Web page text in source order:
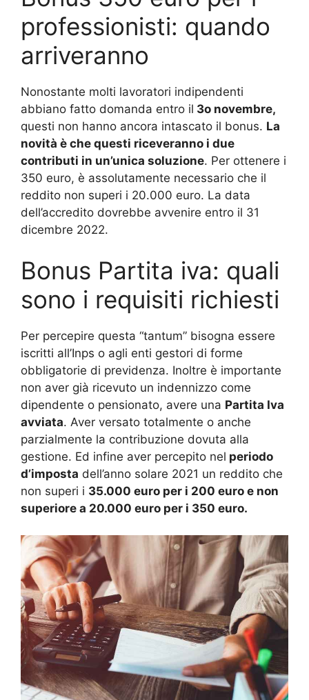
professionisti: quando
arriveranno
Nonostante molti lavoratori indipendenti
abbiano fatto domanda entro il 3o novembre,
questi non hanno ancora intascato il bonus. La
novità è che questi riceveranno i due
contributi in un’unica soluzione. Per ottenere i
350 euro, è assolutamente necessario che il
reddito non superi i 20.000 euro. La data
dell’accredito dovrebbe avvenire entro il 31
dicembre 2022.
Bonus Partita iva: quali
sono i requisiti richiesti
Per percepire questa “tantum” bisogna essere
iscritti all’Inps o agli enti gestori di forme
obbligatorie di previdenza. Inoltre è importante
non aver già ricevuto un indennizzo come
dipendente o pensionato, avere una Partita Iva
avviata. Aver versato totalmente o anche
parzialmente la contribuzione dovuta alla
gestione. Ed infine aver percepito nel periodo
d’imposta dell’anno solare 2021 un reddito che
non superi i 35.000 euro per i 200 euro e non
superiore a 20.000 euro per i 350 euro.